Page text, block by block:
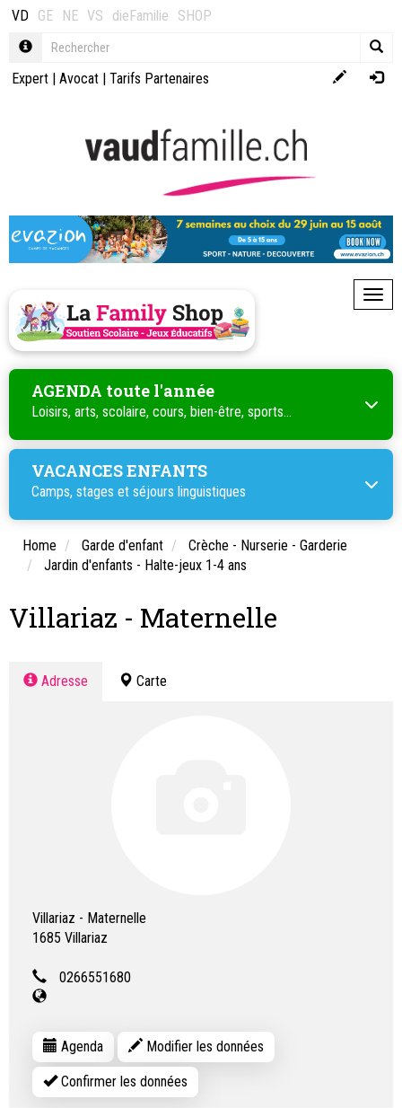
VD GE NE VS dieFamilie SHOP
Expert | Avocat | Tarifs Partenaires
AGENDA toute l'année
Loisirs, arts, scolaire, cours, bien-être, sports...
VACANCES ENFANTS
Camps, stages et séjours linguistiques
Home Garde d'enfant
Crèche - Nurserie - Garderie
Jardin d'enfants - Halte-jeux 1-4 ans
Villariaz - Maternelle
Adresse Carte
Villariaz - Maternelle
1685 Villariaz
0266551680
Agenda Modifier les données
Confirmer les données